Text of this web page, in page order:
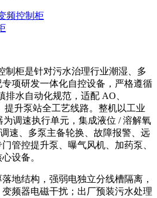
频控制柜
制柜是针对污水治理行业潮湿、多
项研发一体化自控设备，严格遵循
排水自动化规范，适配 AO、
提升泵站全工艺线路。整机以工业
调速执行单元，集成液位 / 溶解氧
速、多泵主备轮换、故障报警、远
管控提升泵、曝气风机、加药泵、
设备。
地结构，强弱电独立分线槽隔离，
频器电磁干扰；出厂预装污水处理